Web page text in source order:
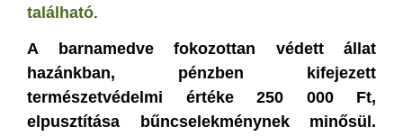
található.
A barnamedve fokozottan védett állat
hazánkban, pénzben kifejezett
természetvédelmi értéke 250 000 Ft,
elpusztítása bűncselekménynek minősül.